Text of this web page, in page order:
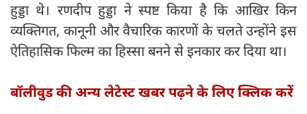
हुड्डा थे। रणदीप हुड्डा ने स्पष्ट किया है कि आखिर किन
व्यक्तिगत, कानूनी और वैचारिक कारणों के चलते उन्होंने इस
ऐतिहासिक फिल्म का हिस्सा बनने से इनकार कर दिया था।
बॉलीवुड की अन्य लेटेस्ट खबर पढ़ने के लिए क्लिक करें